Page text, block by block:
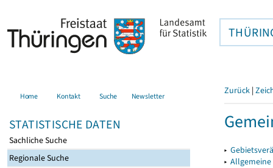
Home Kontakt Suche Newsletter
STATISTISCHE DATEN
Sachliche Suche
Regionale Suche
Zurück |
▸
▸